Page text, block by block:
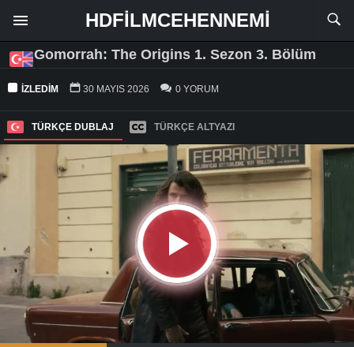
HDFILMCEHENNEMI
Gomorrah: The Origins 1. Sezon 3. Bölüm
İZLEDIM 30 MAYIS 2026 0 YORUM
TÜRKÇE DUBLAJ TÜRKÇE ALTYAZI